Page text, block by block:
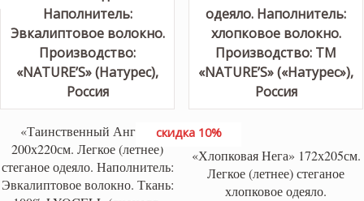
«Таинственный Ангел»
200х220см. Легкое (летнее)
стеганое одеяло. Наполнитель:
Эвкалиптовое волокно. Ткань:
скидка 10%
«Хлопковая Нега» 172х205см.
Легкое (летнее) стеганое
хлопковое одеяло.